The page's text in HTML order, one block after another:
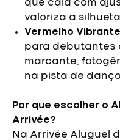
que caia com
valoriza a
Vermelho
para debutantes
marcante,
na pista de
Por que escolher o
Arrivée?
Na Arrivée Aluguel